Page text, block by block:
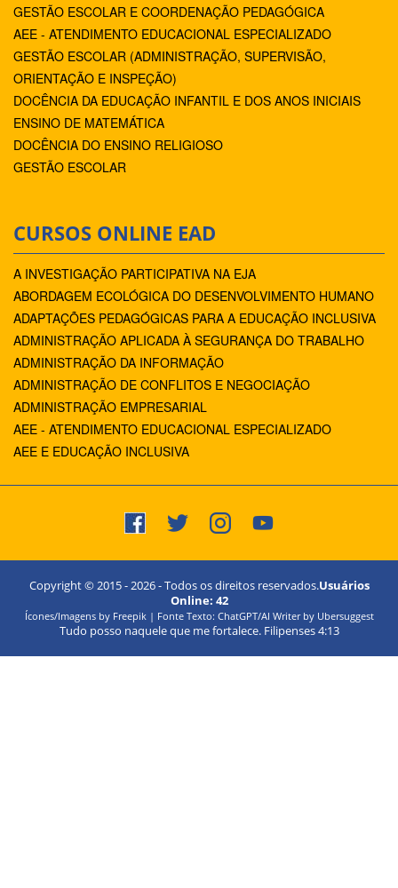
GESTÃO ESCOLAR E COORDENAÇÃO PEDAGÓGICA
AEE - ATENDIMENTO EDUCACIONAL ESPECIALIZADO
GESTÃO ESCOLAR (ADMINISTRAÇÃO, SUPERVISÃO,
ORIENTAÇÃO E INSPEÇÃO)
DOCÊNCIA DA EDUCAÇÃO INFANTIL E DOS ANOS INICIAIS
ENSINO DE MATEMÁTICA
DOCÊNCIA DO ENSINO RELIGIOSO
GESTÃO ESCOLAR
CURSOS ONLINE EAD
A INVESTIGAÇÃO PARTICIPATIVA NA EJA
ABORDAGEM ECOLÓGICA DO DESENVOLVIMENTO HUMANO
ADAPTAÇÕES PEDAGÓGICAS PARA A EDUCAÇÃO INCLUSIVA
ADMINISTRAÇÃO APLICADA À SEGURANÇA DO TRABALHO
ADMINISTRAÇÃO DA INFORMAÇÃO
ADMINISTRAÇÃO DE CONFLITOS E NEGOCIAÇÃO
ADMINISTRAÇÃO EMPRESARIAL
AEE - ATENDIMENTO EDUCACIONAL ESPECIALIZADO
AEE E EDUCAÇÃO INCLUSIVA
Copyright © 2015 -2026- Todos os direitos reservados.Usuários
Online: 42
Ícones/Imagens by Freepik | Fonte Texto: ChatGPT/AI Writer by Ubersuggest
Tudo posso naquele que me fortalece. Filipenses 4:13